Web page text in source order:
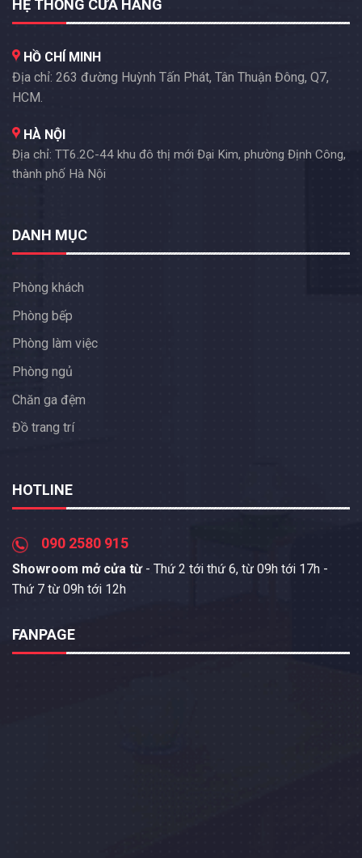
HỆ THỐNG CỬA HÀNG
HỒ CHÍ MINH
Địa chỉ: 263 đường Huỳnh Tấn Phát, Tân Thuận Đông, Q7,
HCM.
HÀ NỘI
Địa chỉ: TT6.2C-44 khu đô thị mới Đại Kim, phường Định Công,
thành phố Hà Nội
DANH MỤC
Phòng khách
Phòng bếp
Phòng làm việc
Phòng ngủ
Chăn ga đệm
Đồ trang trí
HOTLINE
090 2580 915
Showroom mở cửa từ - Thứ 2 tới thứ 6, từ 09h tới 17h -
Thứ 7 từ 09h tới 12h
FANPAGE